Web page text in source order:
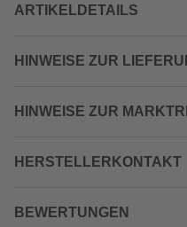
ARTIKELDETAILS
HINWEISE ZUR
HINWEISE ZUR
HERSTELLERKONTAKT
BEWERTUNGEN